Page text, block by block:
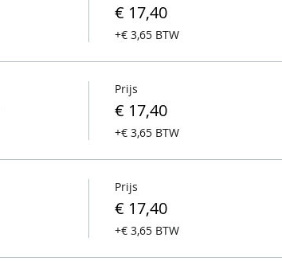
€ 17,40
+€ 3,65 BTW
Prijs
€ 17,40
+€ 3,65 BTW
Prijs
€ 17,40
+€ 3,65 BTW